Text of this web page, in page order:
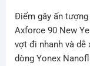
Điểm gây ấn
Axforce 90 New
vợt đi nhanh và dễ
dòng Yonex